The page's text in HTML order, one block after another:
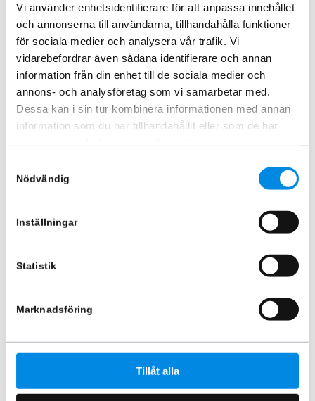
Vi använder enhetsidentifierare för att anpassa innehållet
och annonserna till användarna, tillhandahålla funktioner
för sociala medier och analysera vår trafik. Vi
vidarebefordrar även sådana identifierare och annan
information från din enhet till de sociala medier och
annons- och analysföretag som vi samarbetar med.
Dessa kan i sin tur kombinera informationen med annan
information som du har tillhandahållit eller som de har
Nödvändig
Inställningar
Statistik
Marknadsföring
Tillåt alla
Mutterkåpa 33mm – Rostfritt
561,25kr
Lägg i varukorg
Hjulkapsel 17,5″ fram
ARTNR:1761